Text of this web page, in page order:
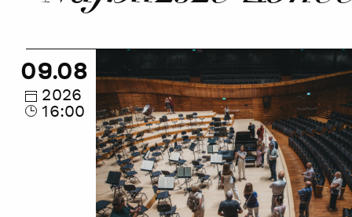
Wakacyjne
zwiedzanie
zakamarków
NOSPR
09.08
2026
16:00